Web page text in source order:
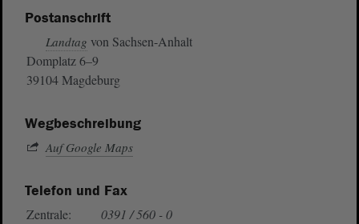
Postanschrift
Landtag von Sachsen-Anhalt
Domplatz 6–9
39104 Magdeburg
Wegbeschreibung
Auf Google Maps
Telefon und Fax
Zentrale:
0391 / 560 - 0